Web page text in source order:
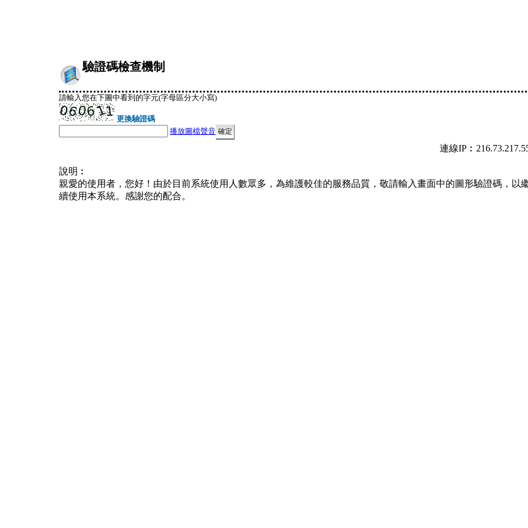
驗證碼檢查機制
請輸入您在下圖中看到的字元(字母區分大小寫)
更換驗證碼
播放圖檔聲音
連線
說明︰
親愛的使用者，您好！由於目前系統使用人數眾多，為維護較佳的服務品質，敬請輸入畫面中的圖形驗證碼，以
續使用本系統。感謝您的配合。